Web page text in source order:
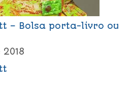
– Bolsa porta-livro ou